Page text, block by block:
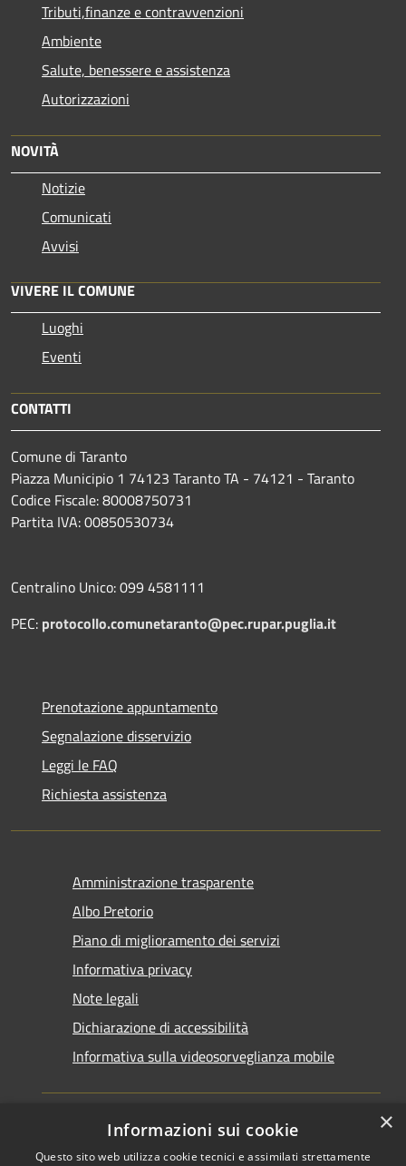
Tributi,finanze e contravvenzioni
Ambiente
Salute, benessere e assistenza
Autorizzazioni
NOVITÀ
Notizie
Comunicati
Avvisi
VIVERE IL COMUNE
Luoghi
Eventi
CONTATTI
Comune di Taranto
Piazza Municipio 1 74123 Taranto TA - 74121 - Taranto
Codice Fiscale: 80008750731
Partita IVA: 00850530734
Centralino Unico: 099 4581111
PEC: protocollo.comunetaranto@pec.rupar.puglia.it
Prenotazione appuntamento
Segnalazione disservizio
Leggi le FAQ
Richiesta assistenza
Amministrazione trasparente
Albo Pretorio
Piano di miglioramento dei servizi
Informativa privacy
Note legali
Dichiarazione di accessibilità
Informativa sulla videosorveglianza mobile
×
Informazioni sui cookie
Questo sito web utilizza cookie tecnici e assimilati strettamente